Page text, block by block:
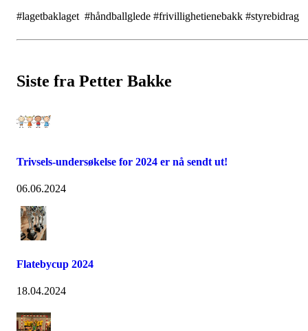
#lagetbaklaget #håndballglede #frivillighetienebakk #styrebidrag
Siste fra Petter Bakke
Trivsels-undersøkelse for 2024 er nå sendt ut!
06.06.2024
Flatebycup 2024
18.04.2024